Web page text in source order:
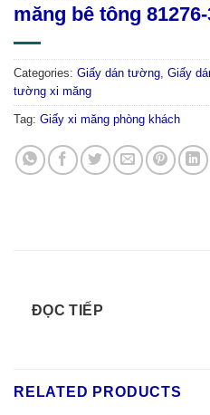
măng bê tông
Categories: Giấy dán tường Giấy
tường xi măng
Tag: Giấy xi măng phòng khách
ĐỌC TIẾP
RELATED PRODUCTS